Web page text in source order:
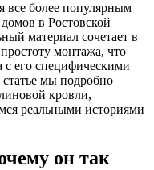
все более популярным
в Ростовской
материал сочетает в
монтажа, что
с его специфическими
мы подробно
кровли,
реальными историями
он так